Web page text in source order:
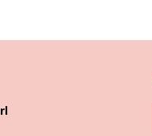
van het materiaal af.